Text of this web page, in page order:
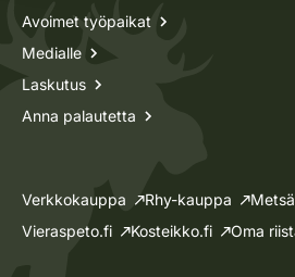
Avoimet työpaikat
Medialle
Laskutus
Anna palautetta
Verkkokauppa Rhy-kauppa
Vieraspeto.fi
Kosteikko.fi Oma